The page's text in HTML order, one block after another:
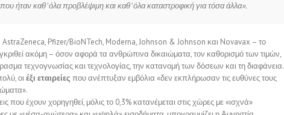
ήταν καθ’ όλα προβλέψιμη και καθ’ όλα καταστροφική για τόσα άλλα».
Pfizer/BioNTech, Moderna, Johnson & Johnson και Novavax – το
ακόμη – όσον αφορά τα ανθρώπινα δικαιώματα, τον καθορισμό των τιμών,
τεχνογνωσίας και τεχνολογίας, την κατανομή των δόσεων και τη διαφάνεια.
οιέξι εταιρείες που ανέπτυξαν εμβόλια «δεν εκπλήρωσαν τις ευθύνες τους
που έχουν χορηγηθεί, μόλις το 0,3% κατανέμεται στις χώρες με «ισχνά»